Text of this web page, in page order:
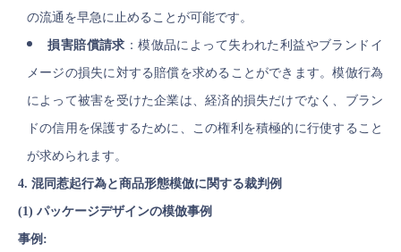
の流通を早急に止めることが可能です。
損害賠償請求 ：模倣品によって失われた利益やブランドイ
メージの損失に対する賠償を求めることができます。模倣行為
によって被害を受けた企業は、経済的損失だけでなく、ブラン
ドの信用を保護するために、この権利を積極的に行使すること
が求められます。
4. 混同惹起行為と商品形態模倣に関する裁判例
(1) パッケージデザインの模倣事例
事例: